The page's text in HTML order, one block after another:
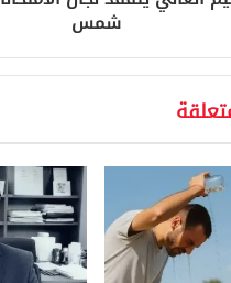
شمس